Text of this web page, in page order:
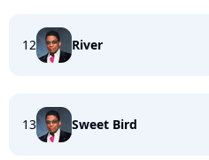
12 River
13 Sweet Bird